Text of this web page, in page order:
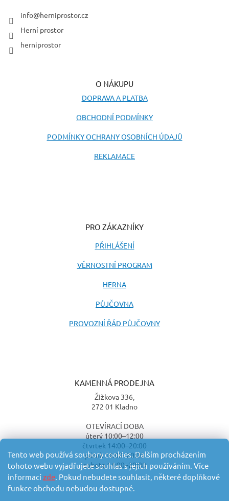
Tento web používá soubory cookies. Dalším procházením
tohoto webu vyjadřujete souhlas s jejich používáním. Více
informacízde. Pokud nebudete souhlasit, některé doplňkové
funkce obchodu nebudou dostupné.
info@herniprostor.cz
Herní prostor
herniprostor
O NÁKUPU
DOPRAVA A PLATBA
OBCHODNÍ PODMÍNKY
PODMÍNKY OCHRANY OSOBNÍCH ÚDAJŮ
REKLAMACE
PRO ZÁKAZNÍKY
PŘIHLÁŠENÍ
VĚRNOSTNÍ PROGRAM
HERNA
PŮJČOVNA
PROVOZNÍ ŘÁD PŮJČOVNY
KAMENNÁ PRODEJNA
Žižkova 336,
272 01 Kladno
OTEVÍRACÍ DOBA
úterý 10:00–12:00
čtvrtek 14:00–20:00
pátek 14:00–20:00
sobota 14:00–20:00